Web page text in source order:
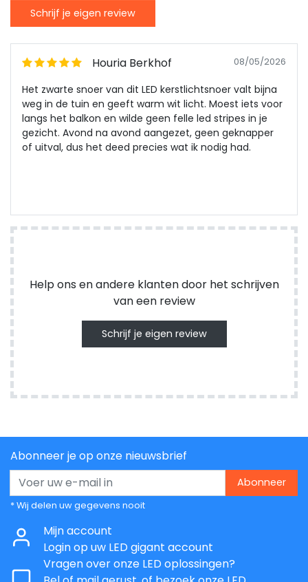
Schrijf je eigen review
Houria Berkhof 08/05/2026
Het zwarte snoer van dit LED kerstlichtsnoer valt bijna
weg in de tuin en geeft warm wit licht. Moest iets voor
langs het balkon en wilde geen felle led stripes in je
gezicht. Avond na avond aangezet, geen geknapper
of uitval, dus het deed precies wat ik nodig had.
Help ons en andere klanten door het schrijven
van een review
Schrijf je eigen review
Abonneer je op onze nieuwsbrief
Abonneer
* Wij delen uw gegevens nooit
Mijn account
Login op uw LED gigant account
Vragen over onze LED oplossingen?